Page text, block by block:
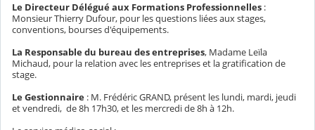
Le Directeur Délégué aux Formations Professionnelles :
Monsieur Thierry Dufour, pour les questions liées aux stages,
conventions, bourses d'équipements.
La Responsable du bureau des entreprises, Madame Leïla
Michaud, pour la relation avec les entreprises et la gratification de
stage.
Le Gestionnaire : M. Frédéric GRAND, présent les lundi, mardi, jeudi
et vendredi, de 8h 17h30, et les mercredi de 8h à 12h.